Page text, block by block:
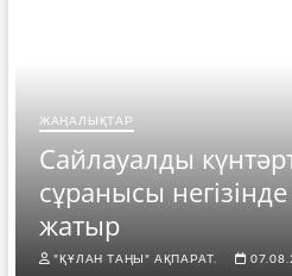
ЖАҢАЛЫҚТАР
Сайлауалды
сұранысы
жатыр
"ҚҰЛАН ТАҢЫ" АҚПАРАТ.